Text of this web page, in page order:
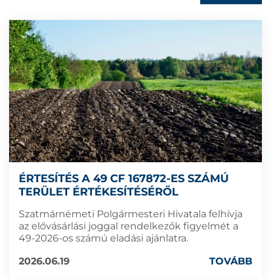
ÉRTESÍTÉS A 49 CF 167872-ES SZÁMÚ
TERÜLET ÉRTÉKESÍTÉSÉRŐL
Szatmárnémeti Polgármesteri Hivatala felhívja
az elővásárlási joggal rendelkezők figyelmét a
49-2026-os számú eladási ajánlatra.
2026.06.19
TOVÁBB